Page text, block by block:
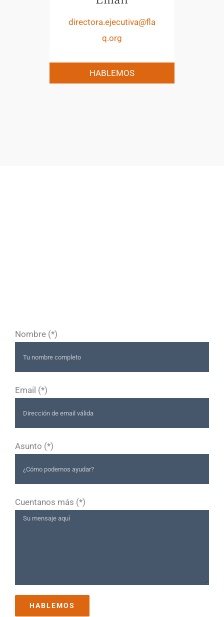
directora.ejecutiva@fla
q.org
HABLEMOS
Nombre (*)
Email (*)
Asunto (*)
Cuentanos más (*)